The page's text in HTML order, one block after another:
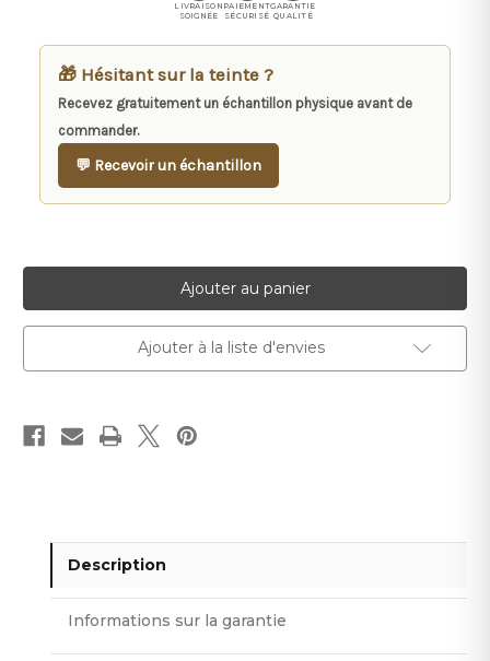
LIVRAISON
SOIGNÉE
PAIEMENT
SÉCURISÉ
GARANTIE
QUALITÉ
🎁 Hésitant sur la teinte ?
Recevez gratuitement un échantillon physique avant de
commander.
💬 Recevoir un échantillon
Ajouter à la liste d'envies
Description
Informations sur la garantie